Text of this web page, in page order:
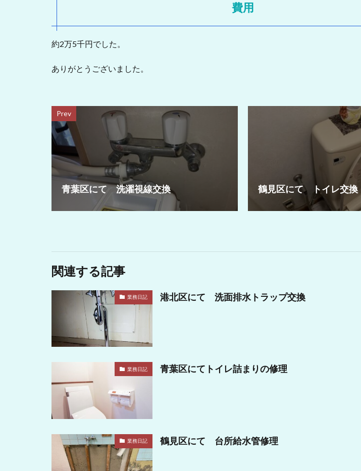
費用
約2万5千円でした。
ありがとうございました。
Prev
青葉区にて 洗濯視線交換 鶴見区にて トイレ交換
関連する記事
業務日記 港北区にて 洗面排水トラップ交換
業務日記 青葉区にてトイレ詰まりの修理
業務日記 鶴見区にて 台所給水管修理